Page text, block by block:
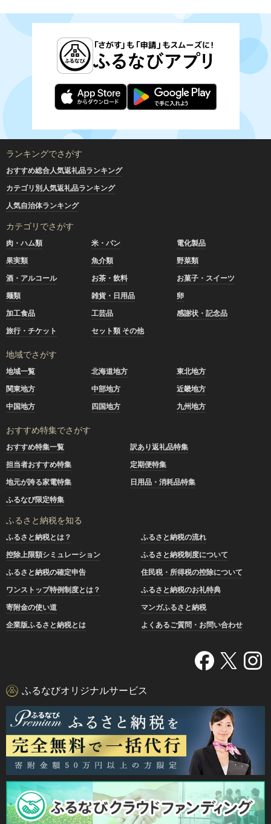
ランキングでさがす
おすすめ総合人気返礼品ランキング
カテゴリ別人気返礼品ランキング
人気自治体ランキング
カテゴリでさがす
肉・ハム類 米・パン
電化製品
果実類
魚介類
野菜類
酒・アルコール
お茶・飲料
お菓子・スイーツ
麺類
雑貨・日用品
卵
加工食品
工芸品
感謝状・記念品
旅行・チケット
セット類 その他
地域でさがす
地域一覧 北海道地方
東北地方
関東地方
中部地方
近畿地方
中国地方
四国地方 九州地方
おすすめ特集でさがす
おすすめ特集一覧
訳あり返礼品特集
担当者おすすめ特集
定期便特集
地元が誇る家電特集
日用品・消耗品特集
ふるなび限定特集
ふるさと納税を知る
ふるさと納税とは？
ふるさと納税の流れ
控除上限額シミュレーション
ふるさと納税制度について
ふるさと納税の確定申告
住民税・所得税の控除について
ワンストップ特例制度とは？
ふるさと納税のお礼特典
寄附金の使い道
マンガふるさと納税
企業版ふるさと納税とは
よくあるご質問・お問い合わせ
ふるなびオリジナルサービス